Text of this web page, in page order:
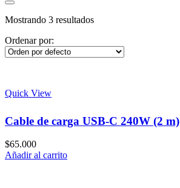
Mostrando 3 resultados
Ordenar por:
Quick View
Cable de carga USB-C 240W (2 m)
$65.000
Añadir al carrito